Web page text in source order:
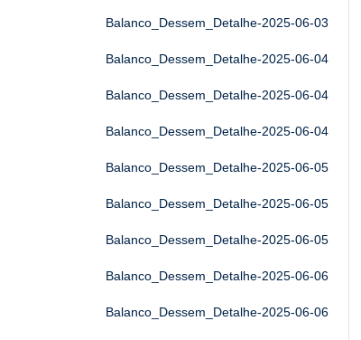
Balanco_Dessem_Detalhe-2025-06-03
Balanco_Dessem_Detalhe-2025-06-04
Balanco_Dessem_Detalhe-2025-06-04
Balanco_Dessem_Detalhe-2025-06-04
Balanco_Dessem_Detalhe-2025-06-05
Balanco_Dessem_Detalhe-2025-06-05
Balanco_Dessem_Detalhe-2025-06-05
Balanco_Dessem_Detalhe-2025-06-06
Balanco_Dessem_Detalhe-2025-06-06